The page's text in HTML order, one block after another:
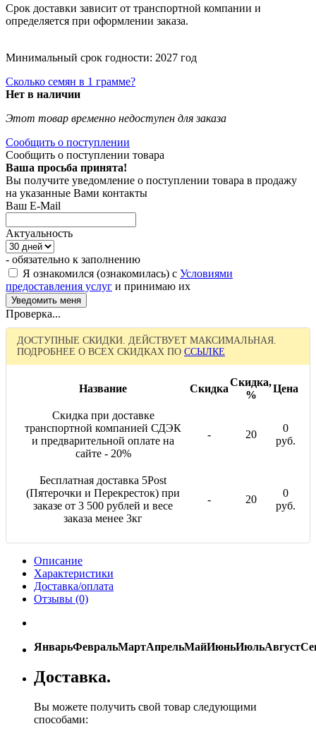
Срок доставки зависит от транспортной компании и
определяется при оформлении заказа.
Минимальный срок годности: 2027 год
Сколько семян в 1 грамме?
Нет в наличии
Этот товар временно недоступен для заказа
Сообщить о поступлении
Сообщить о поступлении товара
Ваша просьба принята!
Вы получите уведомление о поступлении товара в продажу
на указанные Вами контакты
Ваш E-Mail
Актуальность
- обязательно к заполнению
Я ознакомился (ознакомилась) с Условиями
предоставления услуг и принимаю их
Проверка...
ДОСТУПНЫЕ СКИДКИ. ДЕЙСТВУЕТ МАКСИМАЛЬНАЯ.
ПОДРОБНЕЕ О ВСЕХ СКИДКАХ ПО ССЫЛКЕ
Название Скидка
Скидка,
%
Цена
Скидка при доставке
транспортной компанией СДЭК
и предварительной оплате на
сайте - 20%
- 20
0
руб.
Бесплатная доставка 5Post
(Пятерочки и Перекресток) при
заказе от 3 500 рублей и весе
заказа менее 3кг
- 20
0
руб.
Описание
Характеристики
Доставка/оплата
Отзывы (0)
ЯнварьФевральМартАпрельМайИюньИюльАвгуст
Доставка.
Вы можете получить свой товар следующими
способами: